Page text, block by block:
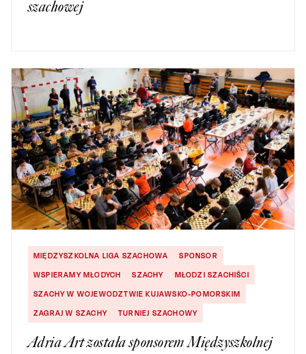
szachowej
MIĘDZYSZKOLNA LIGA SZACHOWA
SPONSOR
WSPIERAMY MŁODYCH
SZACHY
MŁODZI SZACHIŚCI
SZACHY W WOJEWODZTWIE KUJAWSKO-POMORSKIM
ZAGRAJ W SZACHY
TURNIEJ SZACHOWY
Adria Art została sponsorem Międzyszkolnej